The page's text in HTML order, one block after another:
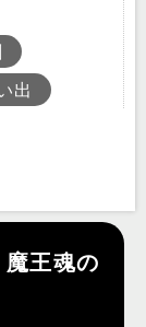
出
王魂の